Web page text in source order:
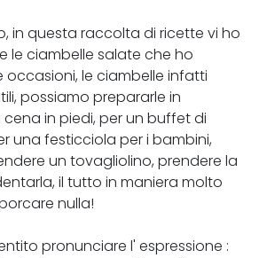
in questa raccolta di ricette vi ho
le ciambelle salate che ho
occasioni, le ciambelle infatti
possiamo prepararle in
in piedi, per un buffet di
una festicciola per i bambini,
un tovagliolino, prendere la
il tutto in maniera molto
nulla!
pronunciare l' espressione :